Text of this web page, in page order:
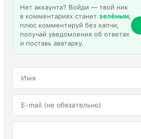
Нет аккаунта? Войди — твой ник
в комментариях станет зелёным,
плюс комментируй без капчи,
получай уведомления об ответах
и поставь аватарку.